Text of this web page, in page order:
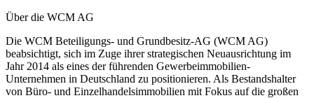
Über die WCM AG
Die WCM Beteiligungs- und Grundbesitz-AG (WCM AG)
beabsichtigt, sich im Zuge ihrer strategischen Neuausrichtung im
Jahr 2014 als eines der führenden Gewerbeimmobilien-
Unternehmen in Deutschland zu positionieren. Als Bestandshalter
von Büro- und Einzelhandelsimmobilien mit Fokus auf die großen